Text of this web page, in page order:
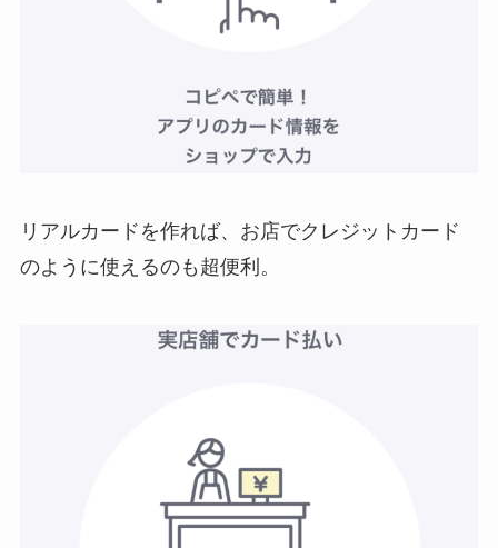
リアルカードを作れば、お店でクレジットカード
のように使えるのも超便利。